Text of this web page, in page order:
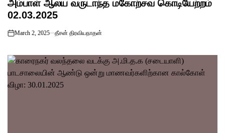
அம்பாள் ஆலய வருடாந்த மகோற்சவ கொடியேற்றம்
02.03.2025
on
March 2, 2025 தீசன் திரவியநாதன்